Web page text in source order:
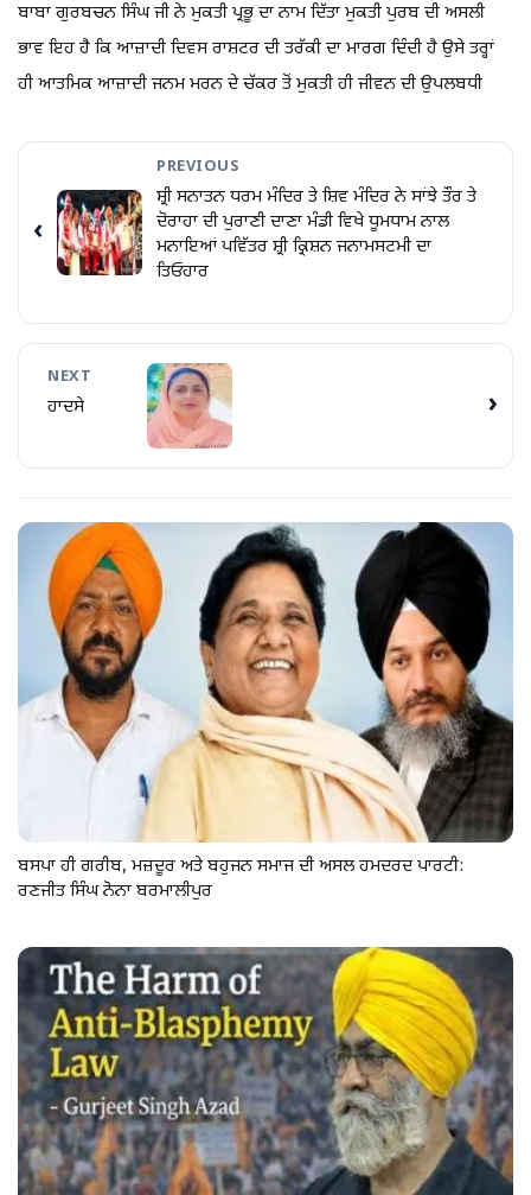
ਬਾਬਾ ਗੁਰਬਚਨ ਸਿੰਘ ਜੀ ਨੇ ਮੁਕਤੀ ਪ੍ਰਭੂ ਦਾ ਨਾਮ ਦਿੱਤਾ ਮੁਕਤੀ ਪੁਰਬ ਦੀ ਅਸਲੀ
ਭਾਵ ਇਹ ਹੈ ਕਿ ਆਜ਼ਾਦੀ ਦਿਵਸ ਰਾਸ਼ਟਰ ਦੀ ਤਰੱਕੀ ਦਾ ਮਾਰਗ ਦਿੰਦੀ ਹੈ ਉਸੇ ਤਰ੍ਹਾਂ
ਹੀ ਆਤਮਿਕ ਆਜ਼ਾਦੀ ਜਨਮ ਮਰਨ ਦੇ ਚੱਕਰ ਤੋਂ ਮੁਕਤੀ ਹੀ ਜੀਵਨ ਦੀ ਉਪਲਬਧੀ
‹
PREVIOUS
ਸ਼੍ਰੀ ਸਨਾਤਨ ਧਰਮ ਮੰਦਿਰ ਤੇ ਸ਼ਿਵ ਮੰਦਿਰ ਨੇ ਸਾਂਝੇ ਤੌਰ ਤੇ
ਦੋਰਾਹਾ ਦੀ ਪੁਰਾਣੀ ਦਾਣਾ ਮੰਡੀ ਵਿਖੇ ਧੂਮਧਾਮ ਨਾਲ
ਮਨਾਇਆਂ ਪਵਿੱਤਰ ਸ਼੍ਰੀ ਕ੍ਰਿਸ਼ਨ ਜਨਾਮਸਟਮੀ ਦਾ
ਤਿਓਹਾਰ
NEXT
ਹਾਦਸੇ ›
ਬਸਪਾ ਹੀ ਗਰੀਬ, ਮਜ਼ਦੂਰ ਅਤੇ ਬਹੁਜਨ ਸਮਾਜ ਦੀ ਅਸਲ ਹਮਦਰਦ ਪਾਰਟੀ:
ਰਣਜੀਤ ਸਿੰਘ ਨੋਨਾ ਬਰਮਾਲੀਪੁਰ